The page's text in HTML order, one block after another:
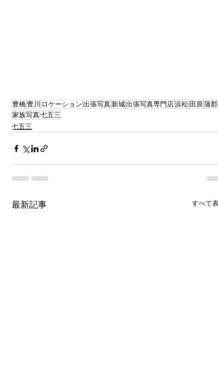
豊橋豊川 ロケーション出張写真新城出張写真専門店浜松田原蒲郡
家族写真七五三
七五三
最新記事 すべて